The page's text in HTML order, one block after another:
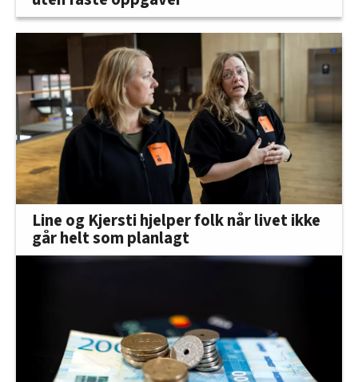
Line og Kjersti hjelper folk når livet ikke
går helt som planlagt